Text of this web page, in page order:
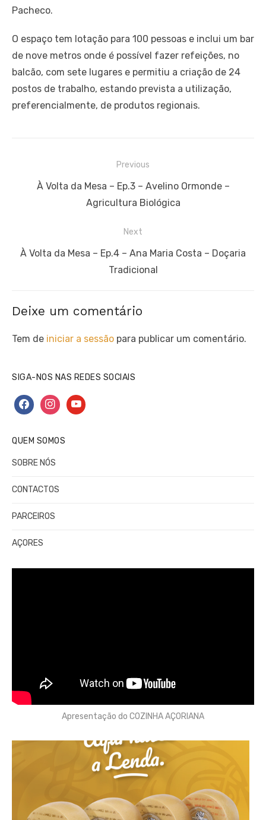
Pacheco.
O espaço tem lotação para 100 pessoas e inclui um bar
de nove metros onde é possível fazer refeições, no
balcão, com sete lugares e permitiu a criação de 24
postos de trabalho, estando prevista a utilização,
preferencialmente, de produtos regionais.
Previous
Previous
À Volta da Mesa – Ep.3 – Avelino Ormonde –
Agricultura Biológica
Next
Next
À Volta da Mesa – Ep.4 – Ana Maria Costa – Doçaria
Tradicional
Deixe um comentário
Tem de iniciar a sessão para publicar um comentário.
SIGA-NOS NAS REDES SOCIAIS
facebookinstagramyoutube
QUEM SOMOS
SOBRE NÓS
CONTACTOS
PARCEIROS
AÇORES
Apresentação do COZINHA AÇORIANA